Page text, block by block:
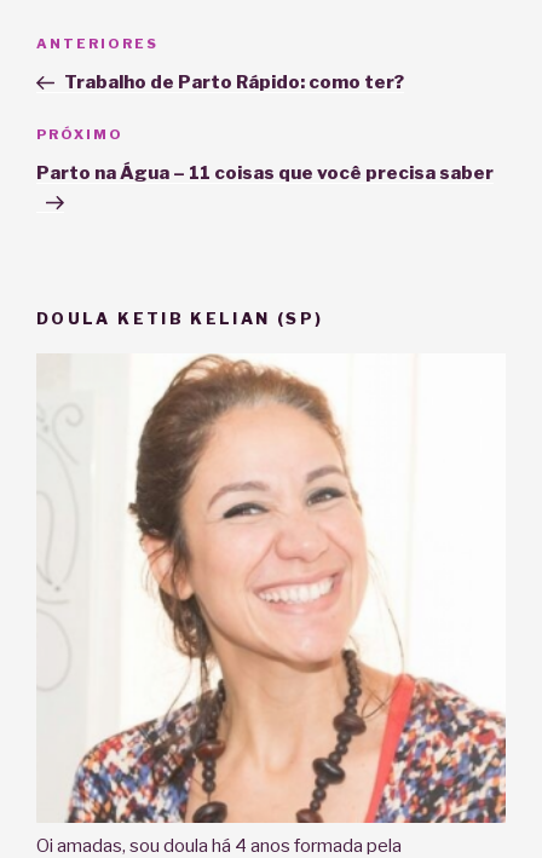
Post
Post
anterior
ANTERIORES
Trabalho de Parto Rápido: como ter?
Próximo
post
PRÓXIMO
Parto na Água – 11 coisas que você precisa saber
DOULA KETIB KELIAN (SP)
Oi amadas, sou doula há 4 anos formada pela